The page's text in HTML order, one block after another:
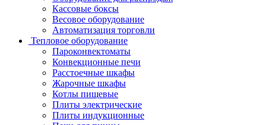
Кассовые боксы
Весовое оборудование
Автоматизация торговли
Тепловое оборудование
Пароконвектоматы
Конвекционные печи
Расстоечные шкафы
Жарочные шкафы
Котлы пищевые
Плиты электрические
Плиты индукционные